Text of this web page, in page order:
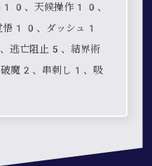
10、天候操作10、
10、ダッシュ1
逃亡阻止5、結界術
魔2、串刺し1、吸